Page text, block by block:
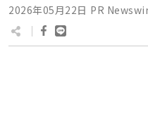
2026年05月22日 PR